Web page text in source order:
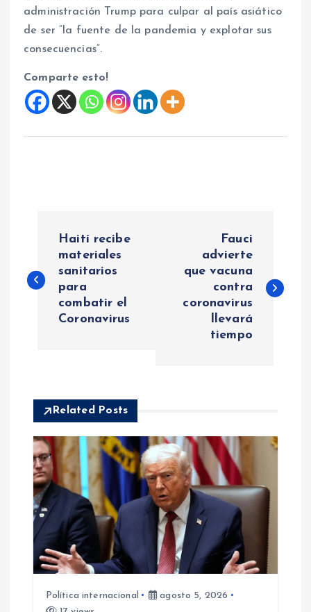
administración Trump para culpar al país asiático
de ser “la fuente de la pandemia y explotar sus
consecuencias”.
Comparte esto!
v
a
c
ó
n
d
Haití recibe
materiales
sanitarios
para
combatir el
Coronavirus
Fauci
advierte
que vacuna
contra
coronavirus
llevará
tiempo
Related Posts
Política internacional
agosto 5, 2026